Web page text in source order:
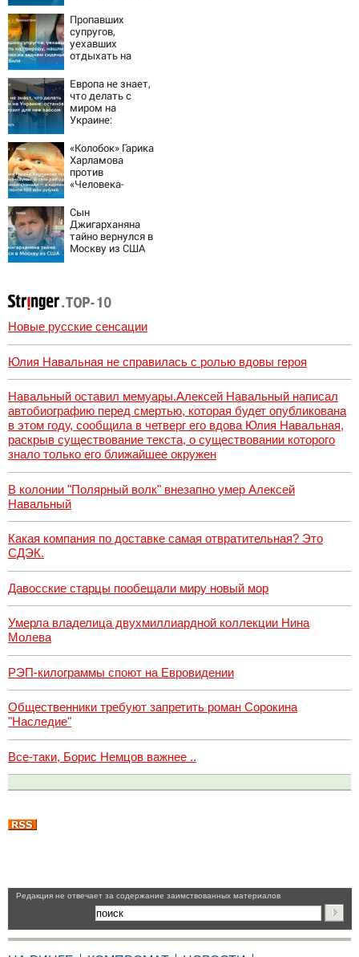
неизбежной
Пропавших
супругов,
уехавших
отдыхать на
мертвыми на
заднем сиденье
автомобиля
Европа не знает,
что делать с
миром на
Украине:
грозит для нее
хаосом
«Колобок» Гарика
Харламова
против
«Человека-
разгорелся
грандиозный
скандал — а
картина уже
собрала почти
Сын
Джигарханяна
тайно вернулся в
Москву из США
Новые русские сенсации
Юлия Навальная не справилась с ролью вдовы героя
Навальный оставил мемуары.Алексей Навальный написал
автобиографию перед смертью, которая будет опубликована
в этом году, сообщила в четверг его вдова Юлия Навальная,
раскрыв существование текста, о существовании которого
знало только его ближайшее окружен
В колонии "Полярный волк" внезапно умер Алексей
Навальный
Какая компания по доставке самая отвратительная? Это
СДЭК.
Давосские старцы пообещали миру новый мор
Умерла владелица двухмиллиардной коллекции Нина
Молева
РЭП-килограммы споют на Евровидении
Общественники требуют запретить роман Сорокина
"Наследие"
Все-таки, Борис Немцов важнее ..
Pедакция не отвечает за содержание заимствованных материалов